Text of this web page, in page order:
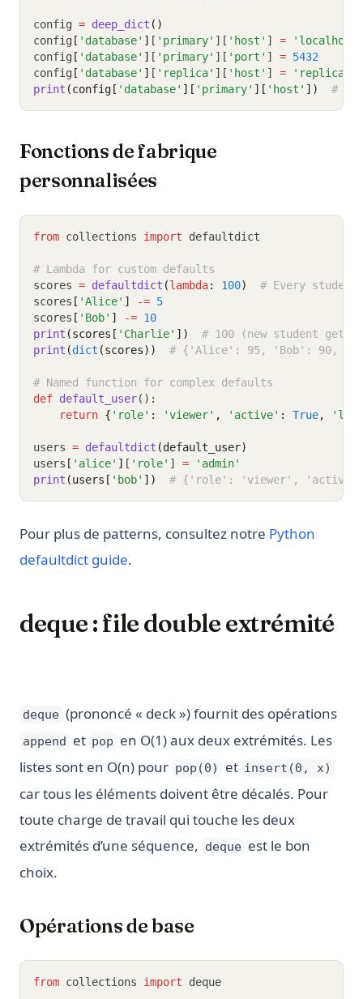
config = deep_dict ()
config [ 'database' ] [ 'primary' ][ 'host' ] =
'localhost'
config [ 'database' ] [ 'primary' ][ 'port' ] = 5432
config [ 'database' ] [ 'replica' ][ 'host' ] =
print (config[ 'database' ][ 'primary' ][ 'host' ]) #
Fonctions de fabrique
personnalisées
from collections import defaultdict
# Lambda for custom defaults
scores = defaultdict (lambda: 100)
# Every
scores [ 'Alice' ] -= 5
scores [ 'Bob' ] -= 10
print (scores[ 'Charlie' ])
# 100 (new student gets
print (dict (scores)) # {'Alice': 95, 'Bob': 90,
# Named function for complex defaults
def default_user():
return { 'role' : 'viewer' , 'active' : True,
users = defaultdict (default_user)
users [ 'alice' ] [ 'role' ] =
'admin'
print (users[ 'bob' ]) # {'role': 'viewer', 'active':
Pour plus de patterns, consultez notre Python
defaultdict guide.
deque : file double extrémité
deque (prononcé « deck ») fournit des opérations
append et pop en O(1) aux deux extrémités. Les
listes sont en O(n) pour pop(0) et insert(0, x)
car tous les éléments doivent être décalés. Pour
toute charge de travail qui touche les deux
extrémités d’une séquence, deque est le bon
choix.
Opérations de base
from collections import deque